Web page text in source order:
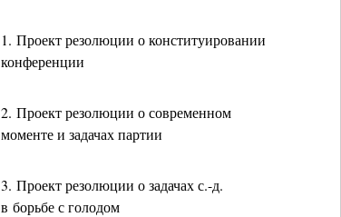
1. Проект резолюции о конституировании
конференции
2. Проект резолюции о современном
моменте и задачах партии
3. Проект резолюции о задачах с.-д.
в борьбе с голодом